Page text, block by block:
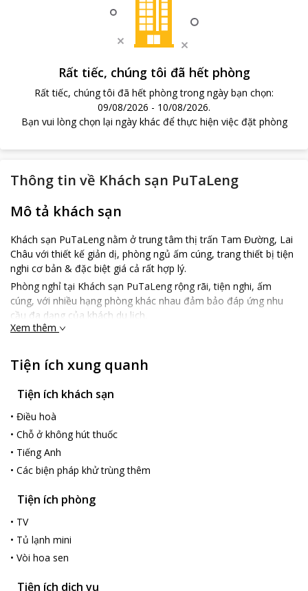
Rất tiếc, chúng tôi đã hết phòng
Rất tiếc, chúng tôi đã hết phòng trong ngày bạn chọn:
09/08/2026 - 10/08/2026.
Bạn vui lòng chọn lại ngày khác để thực hiện việc đặt phòng
Thông tin về Khách sạn PuTaLeng
Mô tả khách sạn
Khách sạn PuTaLeng nằm ở trung tâm thị trấn Tam Đường, Lai
Châu với thiết kế giản dị, phòng ngủ ấm cúng, trang thiết bị tiện
nghi cơ bản & đặc biệt giá cả rất hợp lý.
Phòng nghỉ tại Khách sạn PuTaLeng rộng rãi, tiện nghi, ấm
cúng, với nhiều hạng phòng khác nhau đảm bảo đáp ứng nhu
cầu đa dạng của khách du lịch.
Khách sạn PuTaLeng hy vọng sẽ đem đến chất lượng dịch vụ
thuộc với các khách hàng mỗi lần ghé thăm Lai Châu.
Xem thêm
Tiện ích xung quanh
Tiện ích khách sạn
• Điều hoà
• Chỗ ở không hút thuốc
• Tiếng Anh
• Các biện pháp khử trùng thêm
Tiện ích phòng
• TV
• Tủ lạnh mini
• Vòi hoa sen
Tiện ích dịch vụ